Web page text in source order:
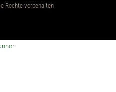
Rechte vorbehalten